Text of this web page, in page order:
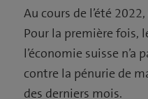
Au cours de l’été
Pour la première fois,
l’économie suisse
contre la pénurie de
des derniers mois.